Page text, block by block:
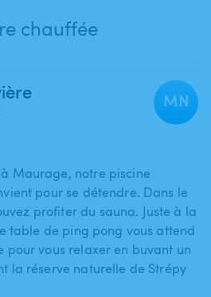
chauffée
MN
Maurage​,​ notre piscine
pour se détendre. Dans le
profiter du sauna. Juste à la
table de ping pong vous attend
pour vous relaxer en buvant un
la réserve naturelle de Strépy